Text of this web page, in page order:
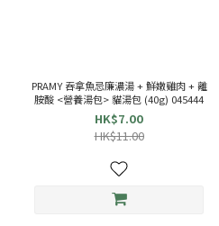
PRAMY 吞拿魚忌廉濃湯 + 鮮嫩雞肉 + 離
胺酸 <營養湯包> 貓湯包 (40g) 045444
HK$7.00
HK$11.00